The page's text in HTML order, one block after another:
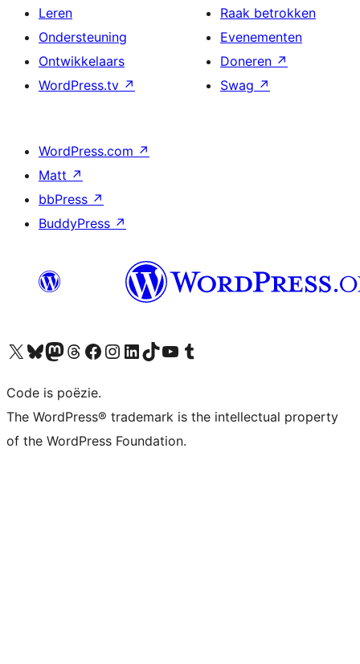
Leren
Ondersteuning
Ontwikkelaars
WordPress.tv ↗
Raak betrokken
Evenementen
Doneren ↗
Swag ↗
WordPress.com ↗
Matt ↗
bbPress ↗
BuddyPress ↗
Bezoek ons X (voorheen Twitter) account
Bezoek ons Bluesky account
Bezoek ons Mastodon account
Bezoek ons Threads account
Onze Facebook pagina bezoeken
Bezoek ons Instagram account
Bezoek ons LinkedIn account
Bezoek ons TikTok account
Bezoek ons YouTube kanaalBezoek ons Tumblr account
Code is poëzie.
The WordPress® trademark is the intellectual property
of the WordPress Foundation.